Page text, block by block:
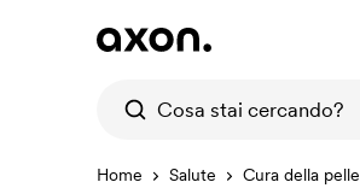
Home Salute Cura della pelle